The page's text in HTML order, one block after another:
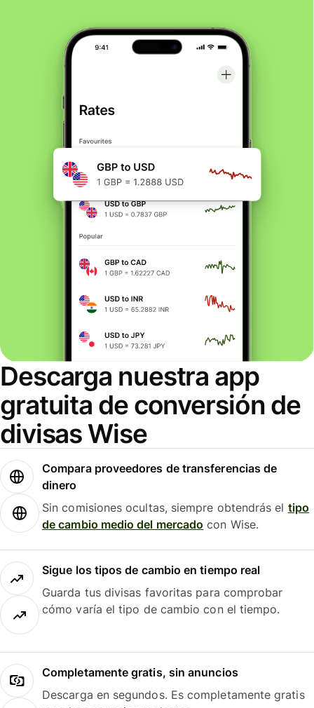
Descarga nuestra app
gratuita de conversión de
divisas Wise
Compara proveedores de transferencias de
dinero
Sin comisiones ocultas, siempre obtendrás el tipo
de cambio medio del mercado con Wise.
Sigue los tipos de cambio en tiempo real
Guarda tus divisas favoritas para comprobar
cómo varía el tipo de cambio con el tiempo.
Completamente gratis, sin anuncios
Descarga en segundos. Es completamente gratis